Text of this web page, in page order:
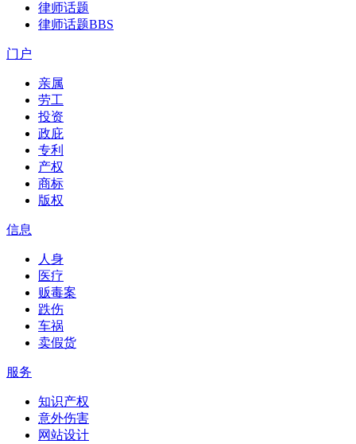
律师话题
律师话题BBS
门户
亲属
劳工
投资
政庇
专利
产权
商标
版权
信息
人身
医疗
贩毒案
跌伤
车祸
卖假货
服务
知识产权
意外伤害
网站设计